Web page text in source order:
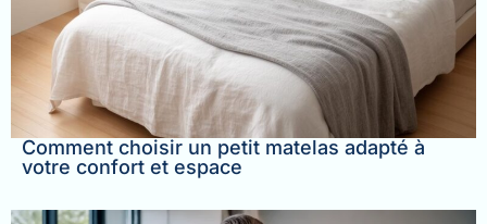
Comment choisir un petit matelas adapté à
votre confort et espace